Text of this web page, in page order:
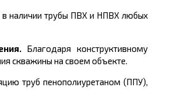
наличии трубы ПВХ и НПВХ любых
Благодаря конструктивному
скважины на своем объекте.
труб пенополиуретаном (ППУ),